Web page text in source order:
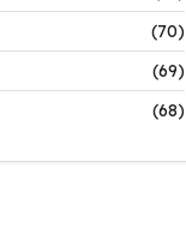
(70)
(69)
(68)